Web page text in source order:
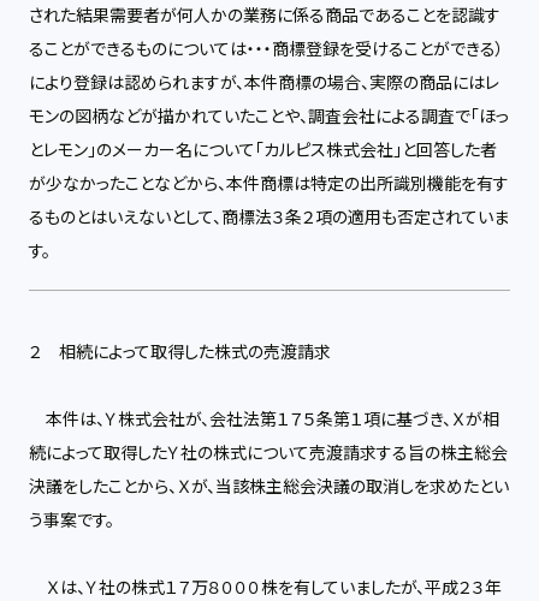
された結果需要者が何人かの業務に係る商品であることを認識す
ることができるものについては・・・商標登録を受けることができる）
により登録は認められますが、本件商標の場合、実際の商品にはレ
モンの図柄などが描かれていたことや、調査会社による調査で「ほっ
とレモン」のメーカー名について「カルピス株式会社」 と回答した者
が少なかったことなどから、本件商標は特定の出所識別機能を有す
るものとはいえないとして、商標法３条２項の適用も否定されていま
す。
２ 相続によって取得した株式の売渡請求
本件は、Ｙ株式会社が、会社法第１７５条第１項に基づき、Ｘが相
続によって取得したＹ社の株式について売渡請求する旨の株主総会
決議をしたことから、Ｘが、当該株主総会決議の取消しを求めたとい
う事案です。
Ｘは、Ｙ社の株式１７万８０００株を有していましたが、平成２３年